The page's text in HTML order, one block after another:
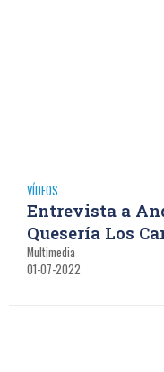
VÍDEOS
Entrevista a
Quesería Los
Multimedia
01-07-2022